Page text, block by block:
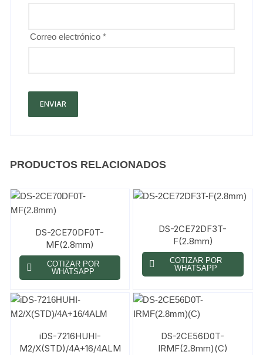
Correo electrónico*
PRODUCTOS RELACIONADOS
DS-2CE70DF0T-
MF(2.8mm)
COTIZAR POR
WHATSAPP
DS-2CE72DF3T-
F(2.8mm)
COTIZAR POR
WHATSAPP
iDS-7216HUHI-
M2/X(STD)/4A+16/4ALM
DS-2CE56D0T-
IRMF(2.8mm)(C)